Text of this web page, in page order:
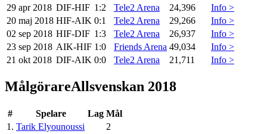
29 apr 2018 DIF-HIF 1:2 Tele2 Arena 24,396
Info >
20 maj 2018 HIF-AIK 0:1 Tele2 Arena 29,266
Info >
02 sep 2018 HIF-DIF 1:3 Tele2 Arena 26,937
Info >
23 sep 2018 AIK-HIF 1:0 Friends Arena 49,034
Info >
21 okt 2018 DIF-AIK 0:0 Tele2 Arena 21,711 Info >
MålgörareAllsvenskan 2018
# Spelare Lag Mål
1 . Tarik Elyounoussi
2